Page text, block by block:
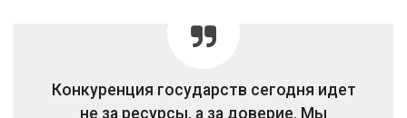
Конкуренция государств сегодня идет
не за ресурсы, а за доверие. Мы